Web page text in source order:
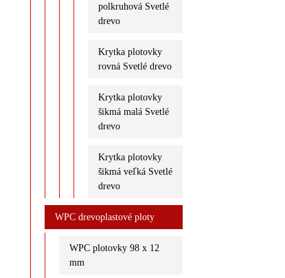
polkruhová Svetlé
drevo
Krytka plotovky
rovná Svetlé drevo
Krytka plotovky
šikmá malá Svetlé
drevo
Krytka plotovky
šikmá veľká Svetlé
drevo
WPC drevoplastové ploty
WPC plotovky 98 x 12
mm